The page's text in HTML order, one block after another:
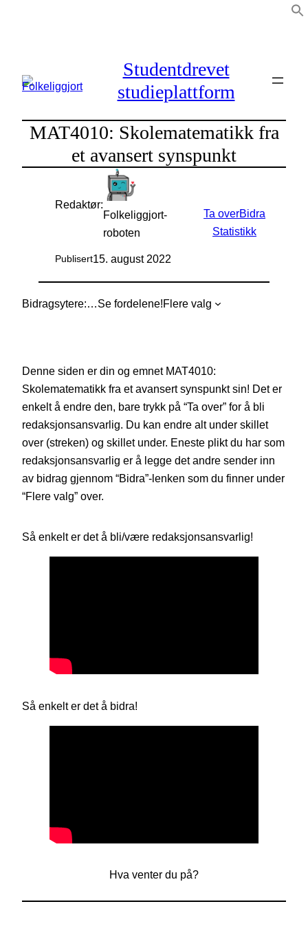
Studentdrevet
studieplattform
MAT4010: Skolematematikk fra
et avansert synspunkt
Redaktør:
Folkeliggjort-
roboten
Publisert15. august 2022
Ta overBidra
Statistikk
Bidragsytere: Se fordelene!Flere valg
Denne siden er din og emnet MAT4010:
Skolematematikk fra et avansert synspunkt sin! Det er
enkelt å endre den, bare trykk på “Ta over” for å bli
redaksjonsansvarlig. Du kan endre alt under skillet
over (streken) og skillet under. Eneste plikt du har som
redaksjonsansvarlig er å legge det andre sender inn
av bidrag gjennom “Bidra”-lenken som du finner under
“Flere valg” over.
Så enkelt er det å bli/være redaksjonsansvarlig!
Så enkelt er det å bidra!
Hva venter du på?